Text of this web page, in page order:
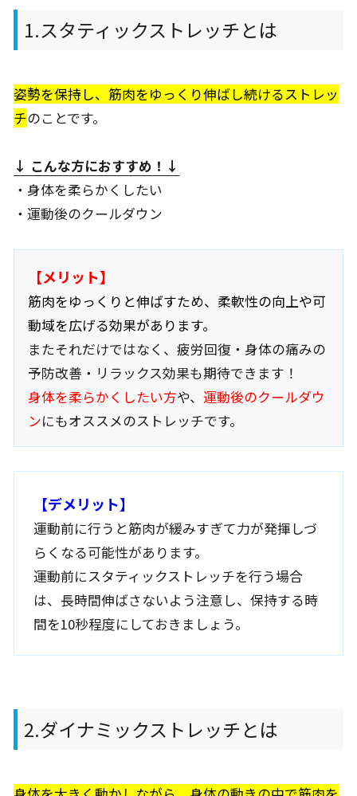
1.スタティックストレッチとは
姿勢を保持し、筋肉をゆっくり伸ばし続けるストレッ
チのことです。
↓ こんな方におすすめ ！↓
・身体を柔らかくしたい
・運動後のクールダウン
【メリット】
筋肉をゆっくりと伸ばすため、柔軟性の向上や可
動域を広げる効果があります。
またそれだけではなく、疲労回復・身体の痛みの
予防改善・リラックス効果も期待できます！
身体を柔らかくしたい方や、 運動後のクールダウ
ンにもオススメのストレッチです。
【デメリット】
運動前に行うと筋肉が緩みすぎて力が発揮しづ
らくなる可能性があります。
運動前にスタティックストレッチを行う場合
は、長時間伸ばさないよう注意し、保持する時
間を10秒程度にしておきましょう。
2.ダイナミックストレッチとは